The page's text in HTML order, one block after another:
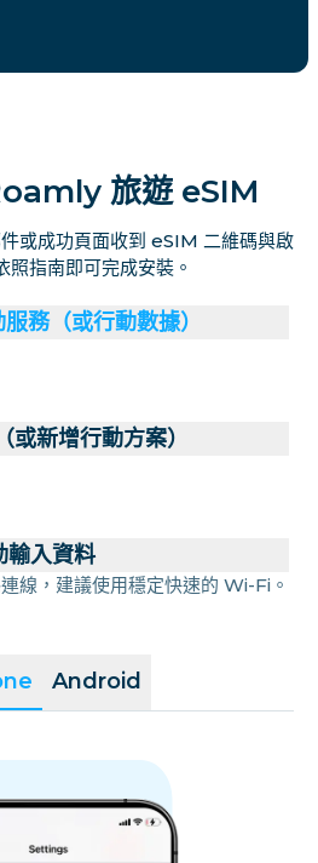
旅遊 eSIM
或成功頁面收到 eSIM 二維碼與啟
照指南即可完成安裝。
Android
務（或行動數據）
新增行動方案）
輸入資料
線，建議使用穩定快速的 Wi-Fi。